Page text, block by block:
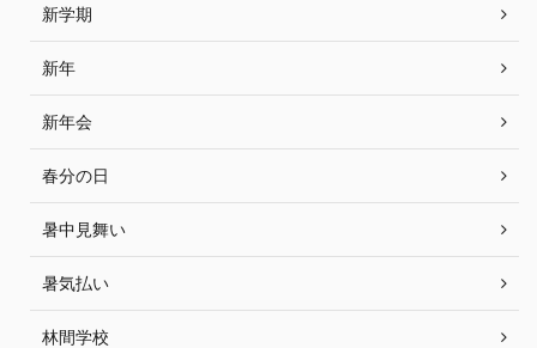
新学期
新年
新年会
春分の日
暑中見舞い
暑気払い
林間学校